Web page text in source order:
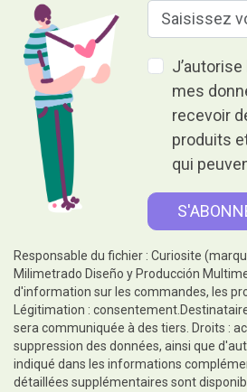
mes
recevoir
produits
qui
Responsable du fichier : Curiosite
Milimetrado Diseño y Producción
d'information sur les commandes, les
Légitimation :
sera communiquée à des tiers. Droits :
suppression des données, ainsi que
indiqué dans les informations
détaillées supplémentaires sont